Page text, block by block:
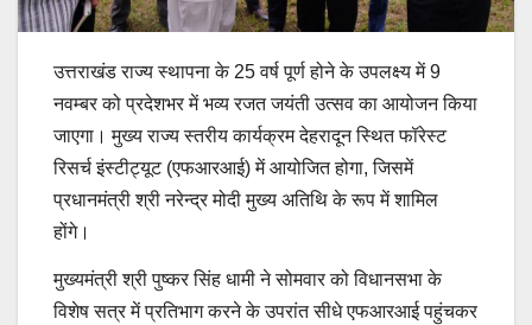
उत्तराखंड राज्य स्थापना के 25 वर्ष पूर्ण होने के उपलक्ष्य में 9
नवम्बर को प्रदेशभर में भव्य रजत जयंती उत्सव का आयोजन किया
जाएगा। मुख्य राज्य स्तरीय कार्यक्रम देहरादून स्थित फॉरेस्ट
रिसर्च इंस्टीट्यूट (एफआरआई) में आयोजित होगा, जिसमें
प्रधानमंत्री श्री नरेन्द्र मोदी मुख्य अतिथि के रूप में शामिल
होंगे।
मुख्यमंत्री श्री पुष्कर सिंह धामी ने सोमवार को विधानसभा के
विशेष सत्र में प्रतिभाग करने के उपरांत सीधे एफआरआई पहुंचकर